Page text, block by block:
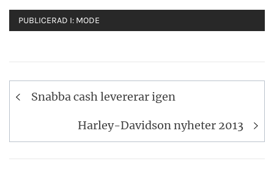
PUBLICERAD I: MODE
Inläggsnavigering
Snabba cash levererar igen
Harley-Davidson nyheter 2013